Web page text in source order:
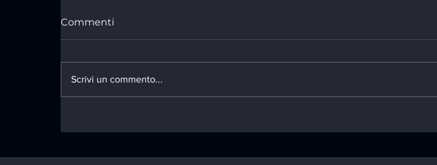
telematico: dal 1° gennaio
collegamento digitale
Commenti
Scrivi un commento...